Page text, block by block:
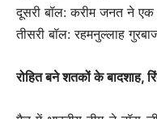
दूसरी बॉल: करीम जनत ने एक
तीसरी बॉल: रहमनुल्लाह
रोहित बने शतकों के बादशाह,